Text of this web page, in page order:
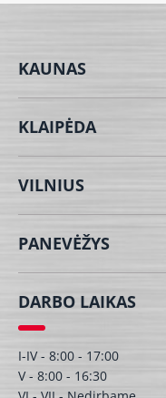
KAUNAS
KLAIPĖDA
VILNIUS
PANEVĖŽYS
DARBO LAIKAS
I-IV - 8:00 - 17:00
V - 8:00 - 16:30